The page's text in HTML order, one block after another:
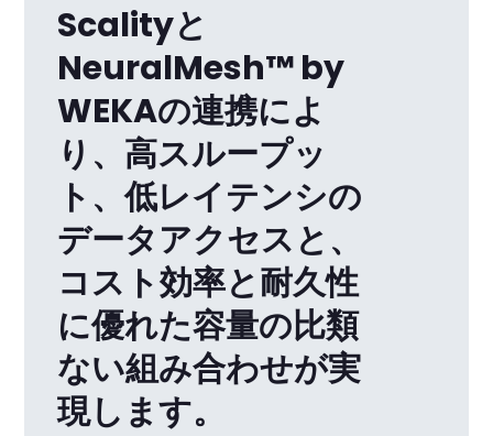
Scalityと
NeuralMesh™ by
WEKAの連携によ
り、高スループッ
ト、低レイテンシの
データアクセスと、
コスト効率と耐久性
に優れた容量の比類
ない組み合わせが実
現します。